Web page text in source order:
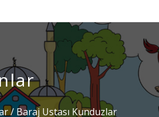
/ Baraj Ustası Kunduzlar